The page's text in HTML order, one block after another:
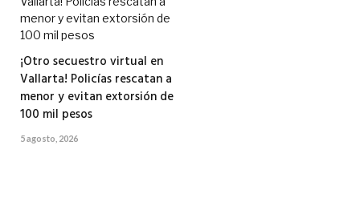
¡Otro secuestro virtual en
Vallarta! Policías rescatan a
menor y evitan extorsión de
100 mil pesos
5 agosto, 2026